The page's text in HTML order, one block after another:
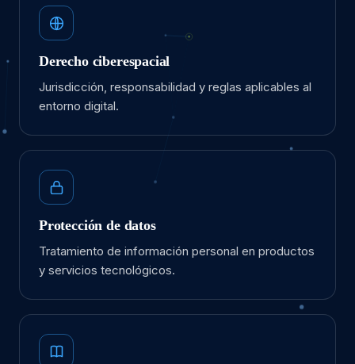
Derecho ciberespacial
Jurisdicción, responsabilidad y reglas aplicables al
entorno digital.
Protección de datos
Tratamiento de información personal en productos
y servicios tecnológicos.